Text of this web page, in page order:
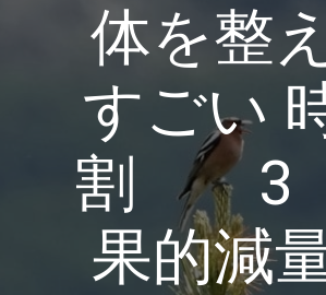
体を整
すごい
割 3
果的減